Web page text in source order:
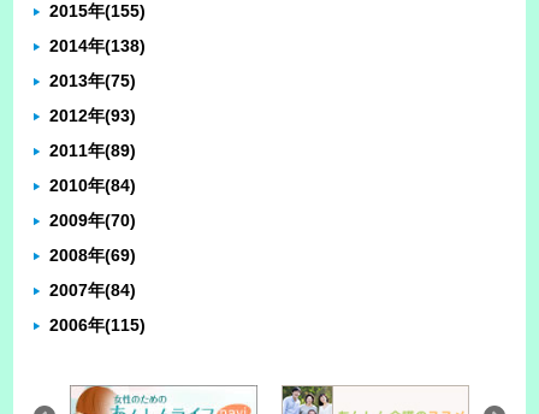
2015年(155)
2014年(138)
2013年(75)
2012年(93)
2011年(89)
2010年(84)
2009年(70)
2008年(69)
2007年(84)
2006年(115)